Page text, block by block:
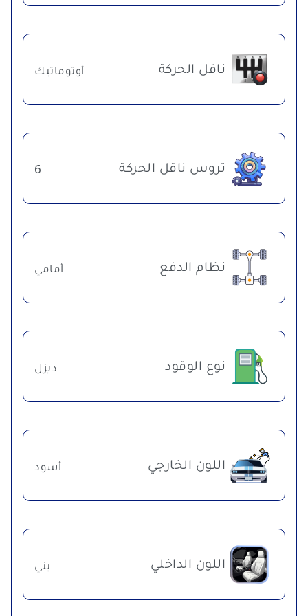
ناقل الحركة أوتوماتيك
تروس ناقل الحركة 6
نظام الدفع أمامي
نوع الوقود ديزل
اللون الخارجي أسود
اللون الداخلي بني